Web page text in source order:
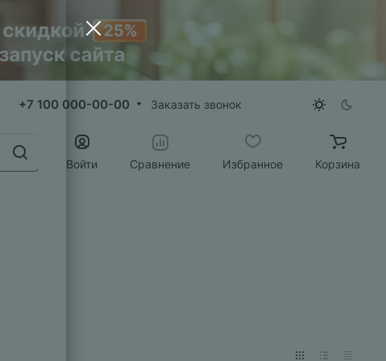
+7 100 000-00-00 Заказать звонок
Войти
Сравнение Избранное Корзина